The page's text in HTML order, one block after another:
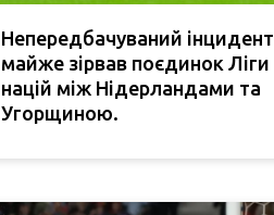
Непередбачуваний інцидент
майже зірвав поєдинок Ліги
націй між Нідерландами та
Угорщиною.